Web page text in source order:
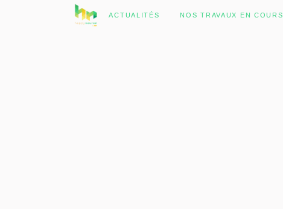
ACTUALITÉS NOS TRAVAUX EN COURS
No posts were found.